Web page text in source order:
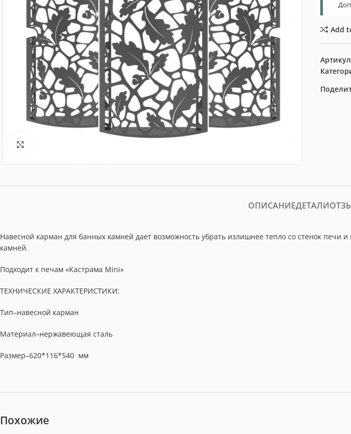
Add
ОПИСАНИЕДЕТАЛИ
Навесной карман для банных камней дает возможность убрать излишнее тепло со стенок печи и
камней.
Подходит к печам «Кастрама Mini»
ТЕХНИЧЕСКИЕ ХАРАКТЕРИСТИКИ:
Тип–навесной карман
Материал–нержавеющая сталь
Размер–620*116*540 мм
Похожие